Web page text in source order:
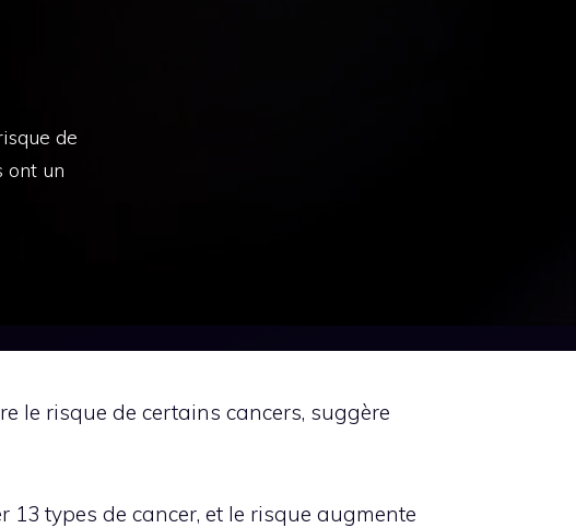
de
ont un
le risque de certains cancers, suggère
types de cancer, et le risque augmente